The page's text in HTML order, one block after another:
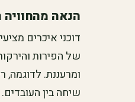
הנאה
דוכני איכרים
של הפירות
ומרעננת. לדוגמה,
שיחה בין העובדים.